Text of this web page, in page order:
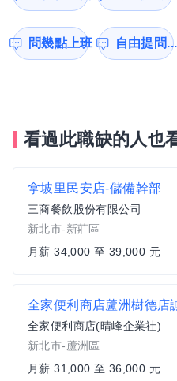
問幾點上班 自由提問...
看過此職缺的人也
拿坡里民安店-儲備幹部
三商餐飲股份有限公司
新北市-新莊區
月薪 34,000 至 39,000 元
全家便利商店蘆洲樹德店
全家便利商店(晴峰企業社)
新北市-蘆洲區
月薪 31,000 至 36,000 元